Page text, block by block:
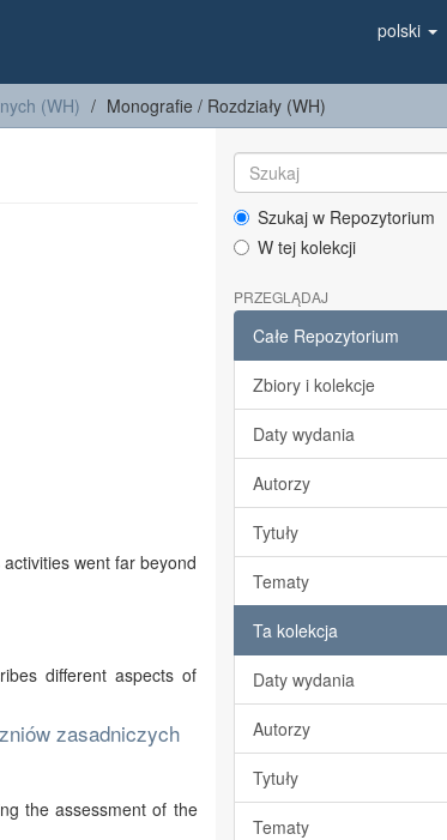
polski
(WH) Monografie / Rozdziały (WH)
went far beyond
different aspects of
zasadniczych
the assessment of the
Szukaj w Repozytorium
W tej kolekcji
PRZEGLĄDAJ
Całe Repozytorium
Zbiory i kolekcje
Daty wydania
Autorzy
Tytuły
Tematy
Ta kolekcja
Daty wydania
Autorzy
Tytuły
Tematy